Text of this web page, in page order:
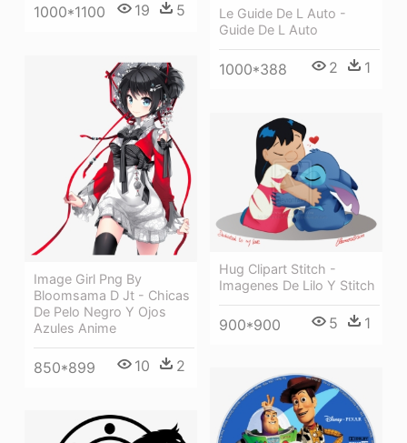
1000*1100 19 5
Le Guide De L Auto -
Guide De L Auto
1000*388 2 1
Image Girl Png By
Bloomsama D Jt - Chicas
De Pelo Negro Y Ojos
Azules Anime
850*899 10 2
Hug Clipart Stitch -
Imagenes De Lilo Y Stitch
900*900 5 1